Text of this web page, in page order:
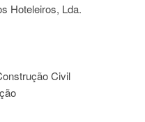
Hoteleiros, Lda.
Civil